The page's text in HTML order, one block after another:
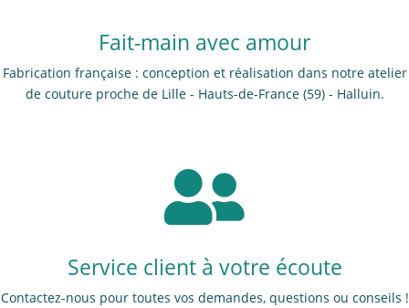
Fait-main avec amour
Fabrication française : conception et réalisation dans notre atelier
de couture proche de Lille - Hauts-de-France (59) - Halluin.

Service client à votre écoute
Contactez-nous pour toutes vos demandes, questions ou conseils !